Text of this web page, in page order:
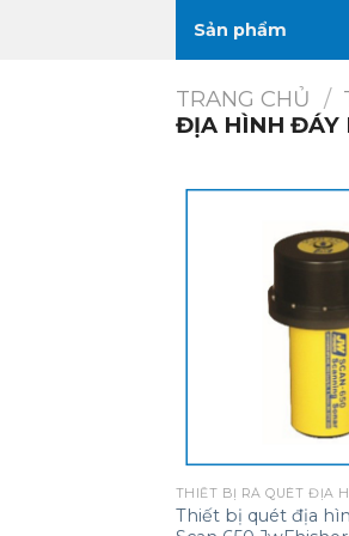
Sản phẩm
TRANG CHỦ /
ĐỊA HÌNH ĐÁY
Thiết bị quét địa